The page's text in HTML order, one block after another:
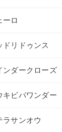
ーロ
ドリドゥンス
ンダークローズ
キビバワンダー
ラサンオウ